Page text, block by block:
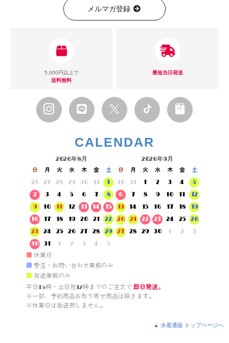
メルマガ登録
5,000円以上で
送料無料
最短当日発送
CALENDAR
2026年8月
日 月 火 水 木 金
土
26
27 28 29 30 31
1
2
3 4 5 6 7
8
9
10 11 12 13 14
15
16
17 18 19 20 21
22
23
24 25 26 27 28
29
30
31 1 2 3 4 5
2026年9月
日 月 火 水 木 金
土
30
31 1 2 3 4
5
6
7 8 9 10 11
12
13
14 15 16 17 18
19
20
21 22 23 24 25
26
27
28 29 30 1 2 3
■ 休業日
■ 受注・お問い合わせ業務のみ
■ 発送業務のみ
平日15時・土日祝12時までのご注文で 即日発送。
※一部、予約商品お取り寄せ商品は除きます。
※休業日は発送致しません。
▲ 水着通販 トップページへ